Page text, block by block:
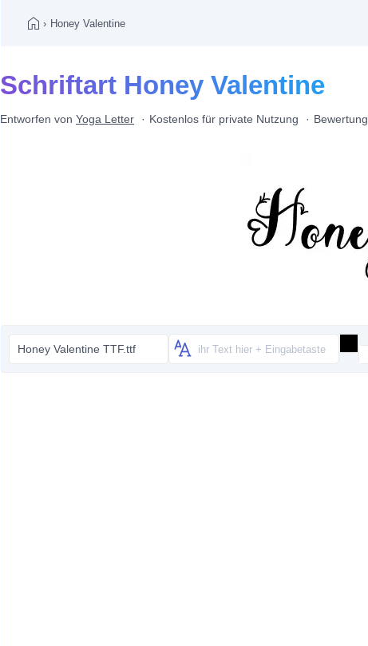
› Honey Valentine
Schriftart Honey Valentine
Entworfen von Yoga Letter Kostenlos für private Nutzung Bewertung
Honey Valentine TTF.ttf